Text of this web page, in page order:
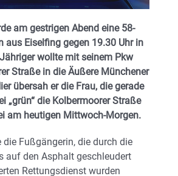
am gestrigen Abend eine 58-
aus Eiselfing gegen 19.30 Uhr in
wollte mit seinem Pkw
Straße in die Äußere Münchener
übersah er die Frau, die gerade
„grün“ die Kolbermoorer Straße
am heutigen Mittwoch-Morgen.
die Fußgängerin, die durch die
auf den Asphalt geschleudert
Rettungsdienst wurden